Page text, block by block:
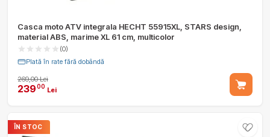
Casca moto ATV integrala HECHT 55915XL, STARS design,
material ABS, marime XL 61 cm, multicolor
(0)
Plată în rate fără dobândă
269,00 Lei
23900 Lei
ÎN STOC